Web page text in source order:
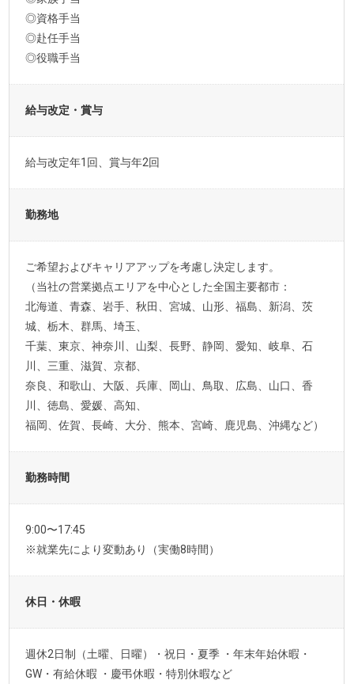
◎資格手当
◎赴任手当
◎役職手当
給与改定・賞与
給与改定年1回、賞与年2回
勤務地
ご希望およびキャリアアップを考慮し決定します。
（当社の営業拠点エリアを中心とした全国主要都市：
北海道、青森、岩手、秋田、宮城、山形、福島、新潟、茨
城、栃木、群馬、埼玉、
千葉、東京、神奈川、山梨、長野、静岡、愛知、岐阜、石
川、三重、滋賀、京都、
奈良、和歌山、大阪、兵庫、岡山、鳥取、広島、山口、香
川、徳島、愛媛、高知、
福岡、佐賀、長崎、大分、熊本、宮崎、鹿児島、沖縄など）
勤務時間
9:00〜17:45
※就業先により変動あり（実働8時間）
休日・休暇
週休2日制（土曜、日曜）・祝日・夏季 ・年末年始休暇・
GW・有給休暇 ・慶弔休暇・特別休暇など